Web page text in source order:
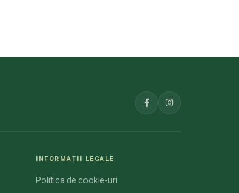
INFORMAȚII LEGALE
Politica de cookie-uri